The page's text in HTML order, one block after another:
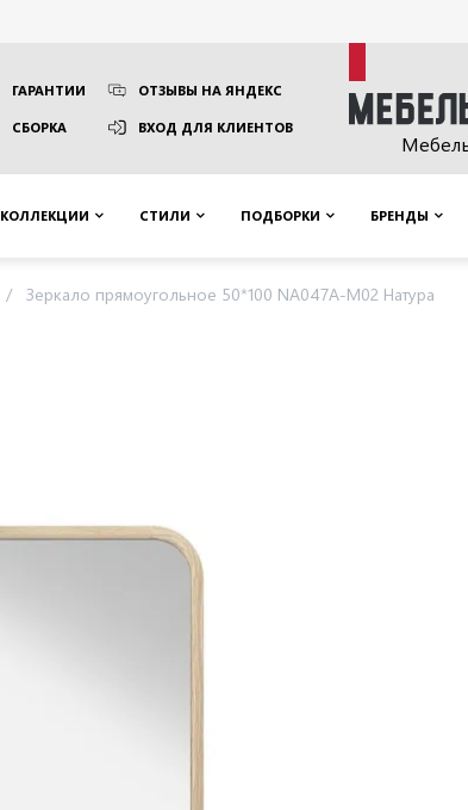
ГАРАНТИИ ОТЗЫВЫ НА ЯНДЕКС
СБОРКА ВХОД ДЛЯ КЛИЕНТОВ
КОЛЛЕКЦИИ СТИЛИ ПОДБОРКИ БРЕНДЫ
Зеркало прямоугольное 50*100 NA047A-M02 Натура